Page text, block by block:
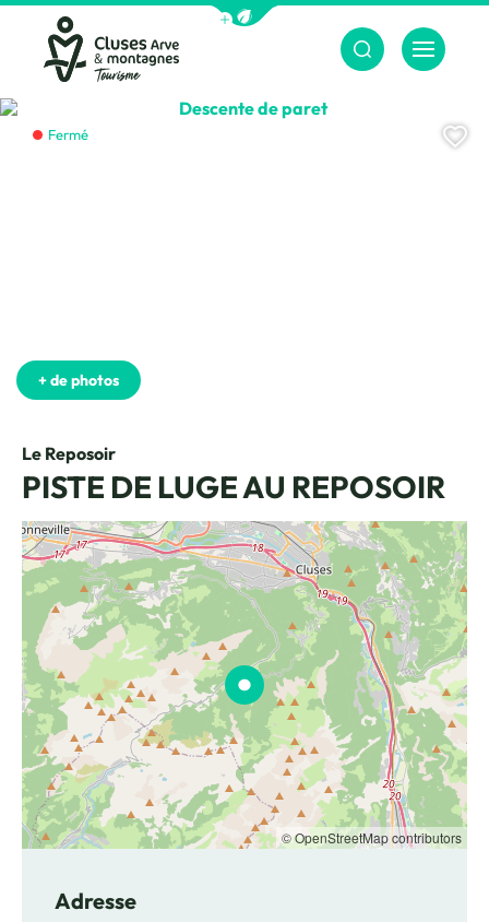
Afficher la barre de navigation du
Cluses Arve &amp; montagnes
Menu
Le Reposoir
PISTE DE LUGE AU REPOSOIR
Descente de paret, © Charles
+ de photos
Fermé
© OpenStreetMap contributors
Adresse